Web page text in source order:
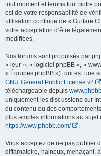
tout moment et ferons tout notre
est de votre responsabilité de
utilisation continue de « Guitare
votre acceptation d’être
modifiées.
Nos forums sont propulsés par
« leur », « logiciel phpBB », «
« Équipes phpBB »), qui est une
GNU General Public License v2
téléchargeable depuis
uniquement les discussions sur
du contenu ou des
plus amples informations au
https://www.phpbb.com/
Vous acceptez de ne pas publier
diffamatoire, haineux, menaçant,